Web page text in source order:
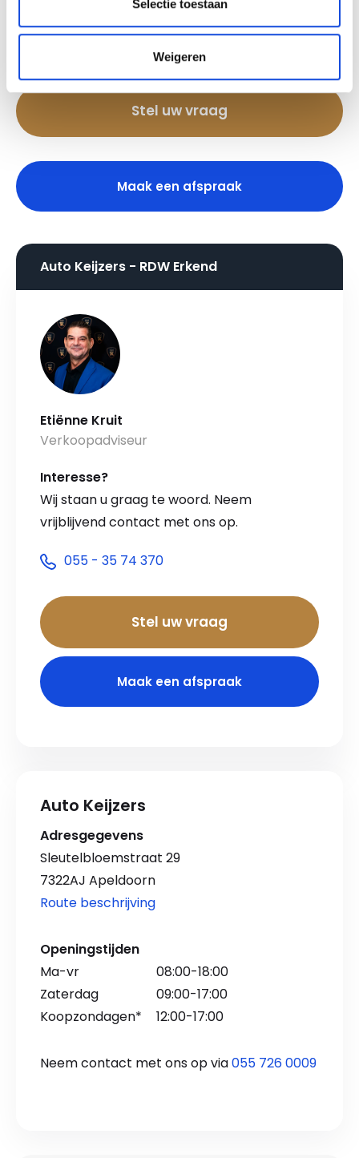
Selectie toestaan
Weigeren
Een proefrit levert het overtuigende bewijs.
Stel uw vraag
Maak een afspraak
Auto Keijzers - RDW Erkend
Etiënne Kruit
Verkoopadviseur
Interesse?
Wij staan u graag te woord. Neem
vrijblijvend contact met ons op.
055 - 35 74 370
Stel uw vraag
Maak een afspraak
Auto Keijzers
Adresgegevens
Sleutelbloemstraat 29
7322AJ Apeldoorn
Route beschrijving
Openingstijden
Ma-vr
08:00-18:00
Zaterdag
09:00-17:00
Koopzondagen*
12:00-17:00
Neem contact met ons op via055 726 0009